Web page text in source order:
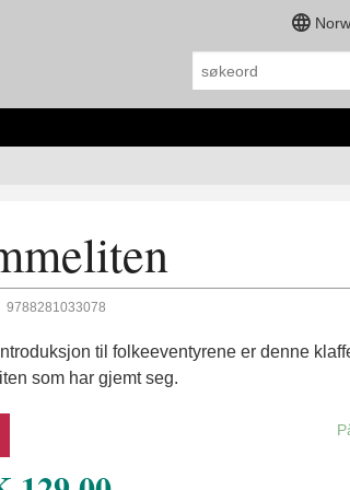
9788281033078
til folkeeventyrene er denne
som har gjemt seg.